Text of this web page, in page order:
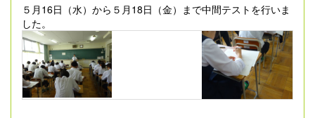
５月16日（水）から５月18日（金）まで中間テストを行いま
した。